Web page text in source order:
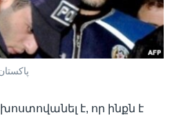
پاکستان نے
է, որ ինքն է